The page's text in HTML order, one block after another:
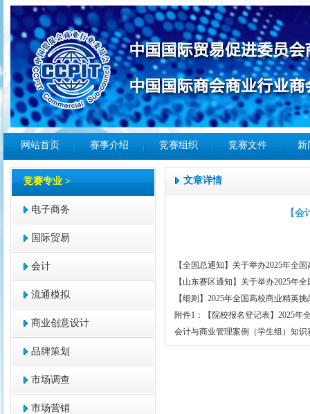
网站首页 赛事介绍 竞赛组织 竞赛文件 新
竞赛专业 >
电子商务
国际贸易
会计
流通模拟
商业创意设计
品牌策划
市场调查
市场营销
文章详情
【
【全国总通知】关于举办2025年全
【山东赛区通知】关于举办2025年
【细则】2025年全国高校商业精英
附件1：【院校报名登记表】2025年
会计与商业管理案例（学生组）知识